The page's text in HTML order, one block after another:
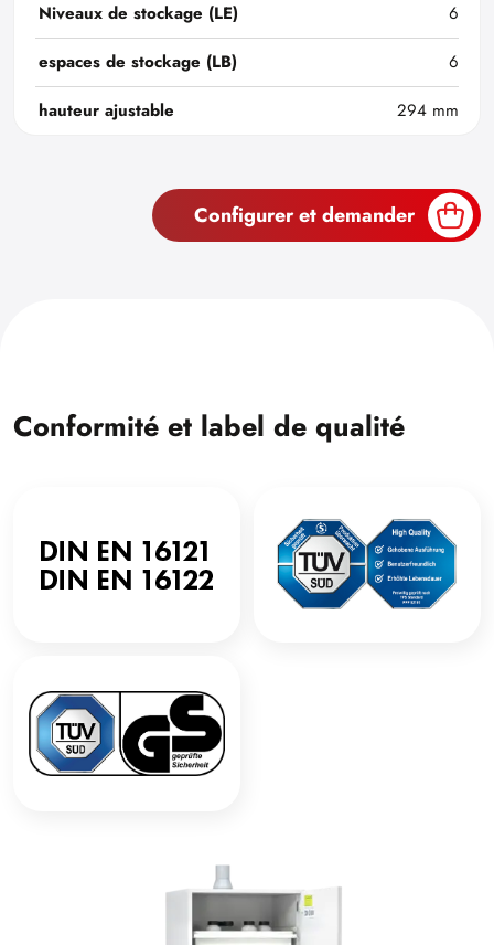
Niveaux de stockage (LE)
6
espaces de stockage (LB)
6
hauteur ajustable
294 mm
Configurer et demander
Conformité et label de qualité